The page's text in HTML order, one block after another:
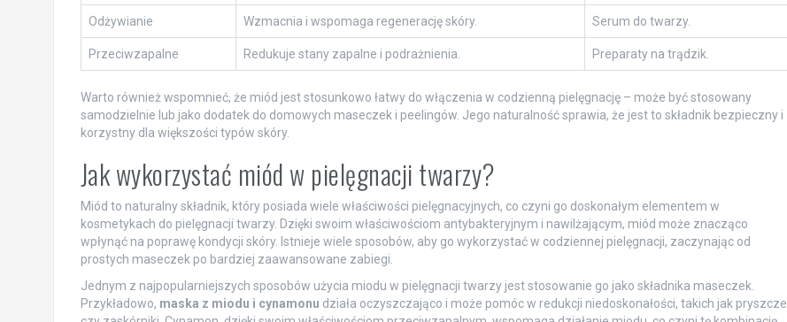
Odżywianie Wzmacnia i wspomaga regenerację skóry. Serum do twarzy.
Przeciwzapalne Redukuje stany zapalne i podrażnienia. Preparaty na trądzik.
Warto również wspomnieć, że miód jest stosunkowo łatwy do włączenia w codzienną pielęgnację – może być stosowany
samodzielnie lub jako dodatek do domowych maseczek i peelingów. Jego naturalność sprawia, że jest to składnik bezpieczny i
korzystny dla większości typów skóry.
Jak wykorzystać miód w pielęgnacji twarzy?
Miód to naturalny składnik, który posiada wiele właściwości pielęgnacyjnych, co czyni go doskonałym elementem w
kosmetykach do pielęgnacji twarzy. Dzięki swoim właściwościom antybakteryjnym i nawilżającym, miód może znacząco
wpłynąć na poprawę kondycji skóry. Istnieje wiele sposobów, aby go wykorzystać w codziennej pielęgnacji, zaczynając od
prostych maseczek po bardziej zaawansowane zabiegi.
Jednym z najpopularniejszych sposobów użycia miodu w pielęgnacji twarzy jest stosowanie go jako składnika maseczek.
Przykładowo, maska z miodu i cynamonu działa oczyszczająco i może pomóc w redukcji niedoskonałości, takich jak pryszcze